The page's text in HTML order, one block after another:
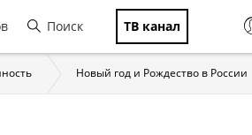
Поиск ТВ канал
Новый год и Рождество в России